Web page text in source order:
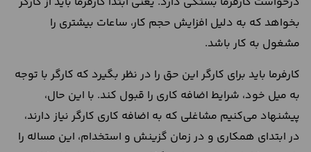
بخواهد که به دلیل افزایش حجم کار، ساعات بیشتری را
مشغول به کار باشد.
کارفرما باید برای کارگر این حق را در نظر بگیرد که کارگر با توجه
به میل خود، شرایط اضافه کاری را قبول کند. با این حال،
پیشنهاد می‌کنیم مشاغلی که به اضافه کاری کارگر نیاز دارند،
در ابتدای همکاری و در زمان گزینش و استخدام، این مساله را